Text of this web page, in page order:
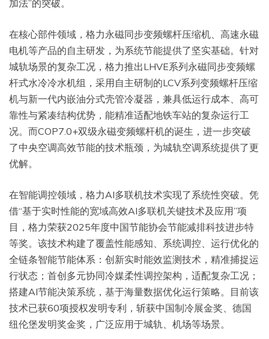
加法”的突破。
在核心部件领域，格力永磁同步变频螺杆压缩机、高速永磁
电机等产品的自主研发，为系统节能提供了坚实基础。针对
城轨场景的复杂工况，格力推出LHVE系列永磁同步变频螺
杆式水冷冷水机组，采用自主研制的LCV系列变频螺杆压缩
机与新一代内嵌油分式壳管冷凝器，兼具低运行成本、高可
靠性与紧凑结构优势，能精准适配地铁车站的复杂运行工
况。而COP7.0+双级永磁变频螺杆机的诞生，进一步突破
了中央空调高效节能的技术瓶颈，为城轨空调系统提供了更
优解。
在智能调控领域，格力AI多联机技术实现了系统性突破。凭
借“基于实时性能的宽域高效AI多联机关键技术及应用”项
目，格力荣获2025年度中国节能协会节能减排科技进步特
等奖。该技术构建了覆盖性能感知、系统调控、运行优化的
全链条智能节能体系：创新实时能效监测技术，精准捕捉运
行状态；首创多元协同冷媒柔性调控架构，适配复杂工况；
搭建AI节能决策系统，基于海量数据优化运行策略。目前该
技术已获60项授权发明专利，斩获中国制冷展金奖、德国
纽伦堡发明奖金奖，广泛应用于城轨、机场等场景。